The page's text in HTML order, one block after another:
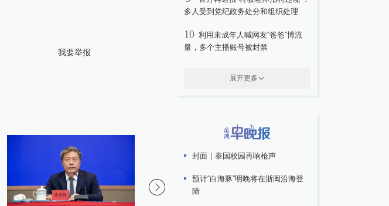
我要举报
多人受到党纪政务处分和组织处理
10 利用未成年人喊网友“爸爸”博流
量，多个主播账号被封禁
展开更多
封面｜泰国校园再响枪声
预计“白海豚”明晚将在浙闽沿海登
陆